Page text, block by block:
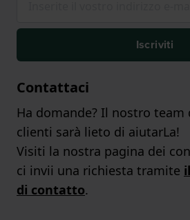
Iscriviti
Contattaci
Ha domande? Il nostro team
clienti sarà lieto di aiutarLa!
Visiti la nostra pagina dei
ci invii una richiesta tramite il
di contatto.